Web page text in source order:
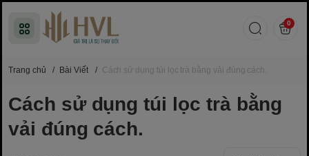
0
Trang chủ / Bài Viết / Cách sử dụng túi lọc trà bằng vải đúng cách.
Cách sử dụng túi lọc trà bằng
vải đúng cách.